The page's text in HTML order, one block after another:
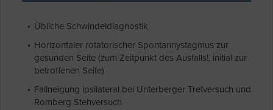
Übliche Schwindeldiagnostik
Horizontaler rotatorischer Spontannystagmus zur
gesunden Seite (zum Zeitpunkt des Ausfalls!, initial zur
betroffenen Seite)
Fallneigung ipsilateral bei Unterberger Tretversuch und
Romberg Stehversuch